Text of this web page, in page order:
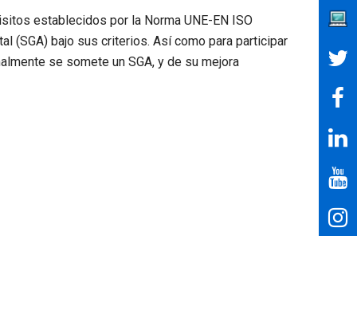
establecidos por la Norma UNE-EN ISO
(SGA) bajo sus criterios. Así como para participar
se somete un SGA, y de su mejora